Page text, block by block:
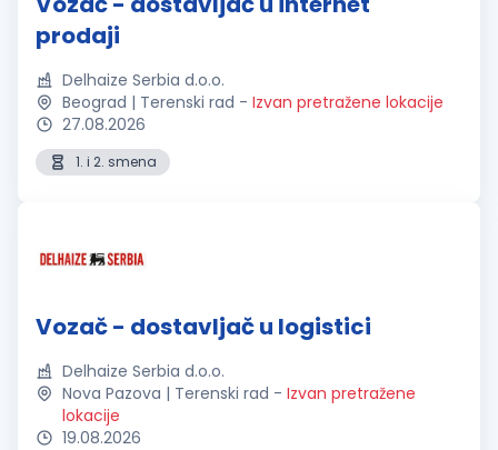
prodaji
Delhaize Serbia d.o.o.
Beograd | Terenski rad - Izvan pretražene lokacije
27.08.2026
1. i 2. smena
Vozač - dostavljač u logistici
Delhaize Serbia d.o.o.
Nova Pazova | Terenski rad - Izvan pretražene
lokacije
19.08.2026